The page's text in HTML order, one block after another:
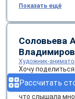
Рассчитать
Показать ещё
Соловьева
Художник-
Хочу
«Художник-
что слышала